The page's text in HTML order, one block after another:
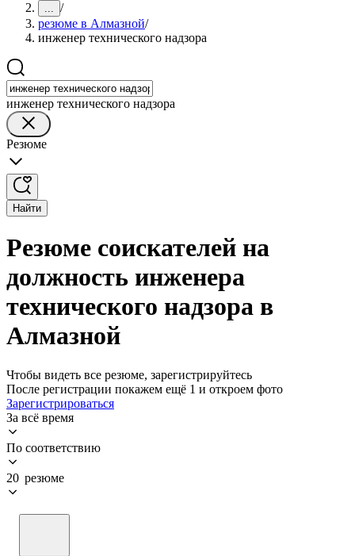
... /
резюме в Алмазной/
инженер технического надзора
инженер технического надзора
Резюме
Найти
Резюме соискателей на
должность инженера
технического надзора в
Алмазной
Чтобы видеть все резюме, зарегистрируйтесь
После регистрации покажем ещё 1 и откроем фото
Зарегистрироваться
За всё время
По соответствию
20 резюме